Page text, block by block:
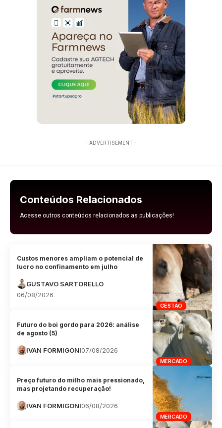
- ADVERTISEMENT -
Conteúdos Relacionados
Acesse outros conteúdos relacionados as publicações!
GESTÃO
Custos menores ampliam o potencial de
lucro no confinamento em julho
GUSTAVO SARTORELLO
06/08/2026
MERCADO
Futuro do boi gordo para 2026: análise
de agosto (5)
IVAN FORMIGONI07/08/2026
MERCADO
Preço futuro do milho mais pressionado,
mas projetando recuperação!
IVAN FORMIGONI06/08/2026